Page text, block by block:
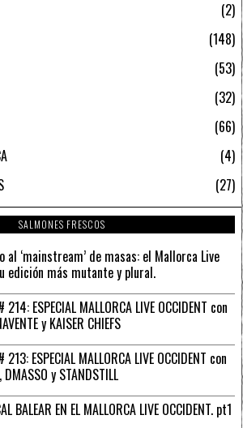
2
148
53
32
66
4
27
SALMONES FRESCOS
al ‘mainstream’ de masas: el Mallorca Live
edición más mutante y plural.
214: ESPECIAL MALLORCA LIVE OCCIDENT con
y KAISER CHIEFS
213: ESPECIAL MALLORCA LIVE OCCIDENT con
y STANDSTILL
BALEAR EN EL MALLORCA LIVE OCCIDENT. pt1